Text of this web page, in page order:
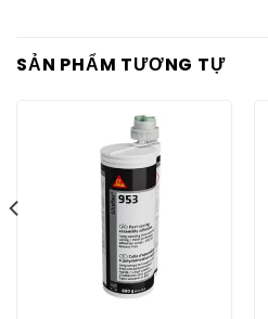
SẢN PHẨM TƯƠNG TỰ